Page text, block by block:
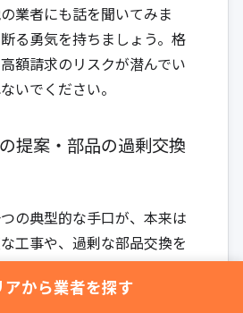
業者にも話を聞いてみま
る勇気を持ちましょう。格
額請求のリスクが潜んでい
いでください。
提案・部品の過剰交換
の典型的な手口が、本来は
工事や、過剰な部品交換を
を請求するパターンです。水
一般の消費者にとって、専門
アから業者を探す